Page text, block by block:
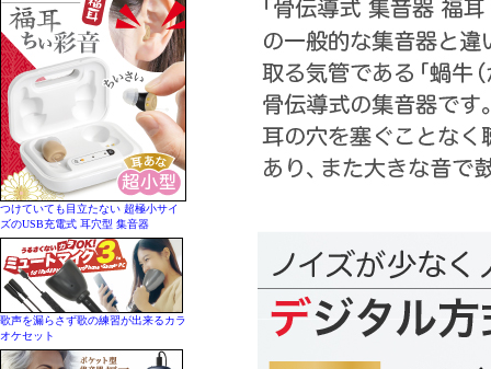
つけていても目立たない 超極小サイ
ズのUSB充電式 耳穴型 集音器
歌声を漏らさず歌の練習が出来るカラ
オケセット